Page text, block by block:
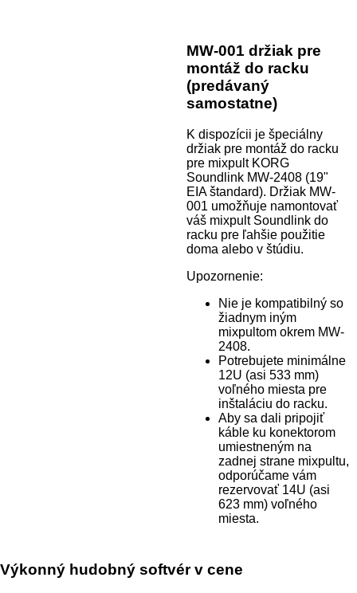
MW-001 držiak pre
montáž do racku
(predávaný
samostatne)
K dispozícii je špeciálny
držiak pre montáž do racku
pre mixpult KORG
Soundlink MW-2408 (19"
EIA štandard). Držiak MW-
001 umožňuje namontovať
váš mixpult Soundlink do
racku pre ľahšie použitie
doma alebo v štúdiu.
Upozornenie:
Nie je kompatibilný so
žiadnym iným
mixpultom okrem MW-
2408.
Potrebujete minimálne
12U (asi 533 mm)
voľného miesta pre
inštaláciu do racku.
Aby sa dali pripojiť
káble ku konektorom
umiestneným na
zadnej strane mixpultu,
odporúčame vám
rezervovať 14U (asi
623 mm) voľného
miesta.
Výkonný hudobný softvér v cene